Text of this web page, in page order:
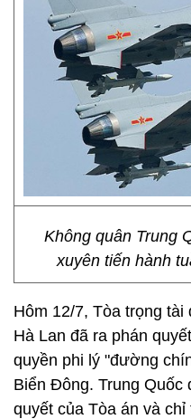
Không quân Trung
xuyên tiến hành
Hôm 12/7, Tòa trọng
Hà Lan đã ra phán
quyền phi lý "đường
Biển Đông. Trung Quốc
quyết của Tòa án và